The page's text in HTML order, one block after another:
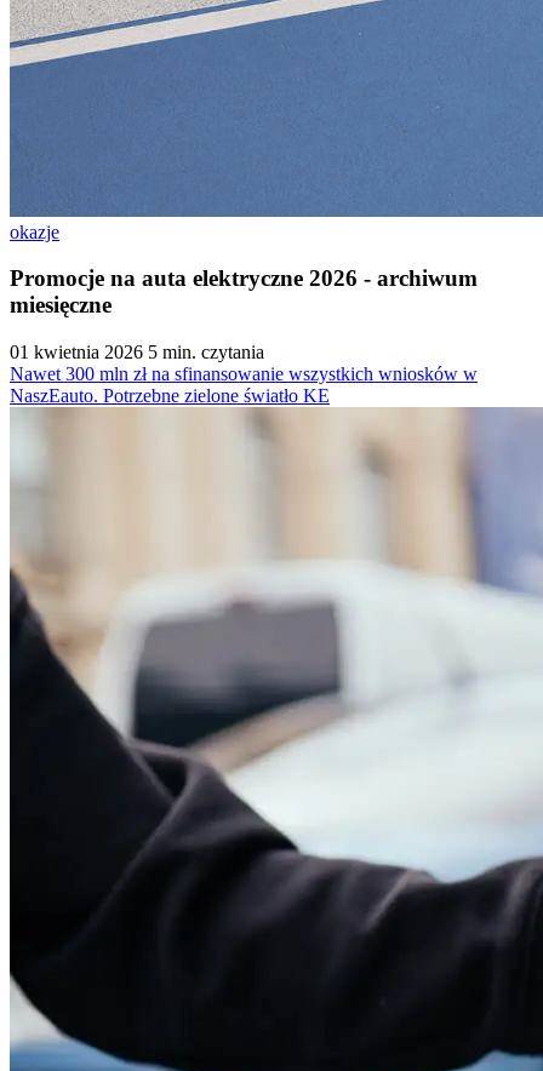
okazje
Promocje na auta elektryczne 2026 - archiwum
miesięczne
01 kwietnia 2026 5 min. czytania
Nawet 300 mln zł na sfinansowanie wszystkich wniosków w
NaszEauto. Potrzebne zielone światło KE